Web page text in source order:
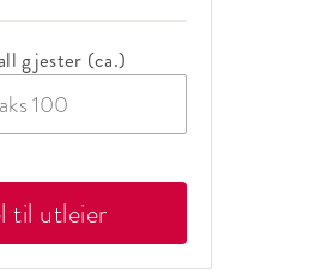
gjester (ca.)
til utleier